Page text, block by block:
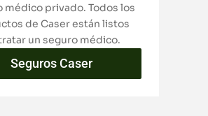
médico privado. Todos los
de Caser están listos
un seguro médico.
Seguros Caser